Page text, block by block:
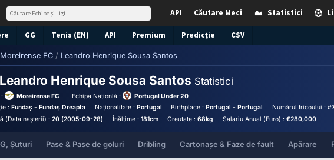
Statistici
Căutare Meci
API
GG Tenis (EN) API Premium Predicție CSV
Moreirense FC / Leandro Henrique Sousa Santos
Leandro Henrique Sousa Santos Statistici
Moreirense FC Echipa Naționlă :
Portugal Under 20
:Fundaș - Fundaș Dreapta Naționalitate : Portugal Birthplace :Portugal - Portugal Numărul tricoului :
(Data nașterii) :20 (2005-09-28) Înălțime : 181cm Greutate :68kg Salariu Anual (Euro) : €280,000
Șuturi Pase & Pase de goluri Dribling Cartonașe & Faze de fault Apărare